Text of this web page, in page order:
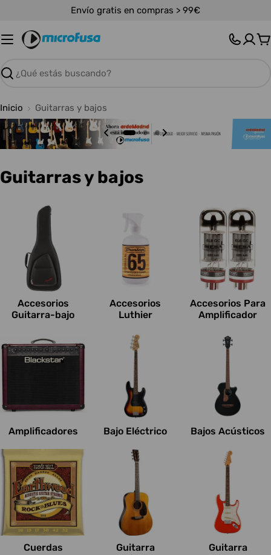
contenido
Envío gratis en compras > 99€
Buscar
Inicio Guitarras y bajos
C
e
s
:
Guitarras y bajos
Accesorios
Guitarra-bajo
Accesorios
Luthier
Accesorios Para
Amplificador
Amplificadores Bajo Eléctrico Bajos Acústicos
Cuerdas
Guitarra
Guitarra